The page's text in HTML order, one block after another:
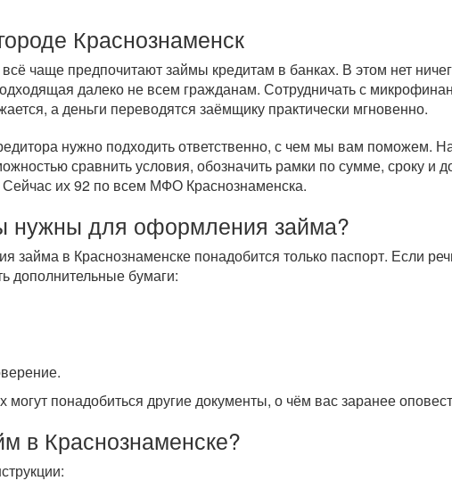
Краснознаменск
чаще предпочитают займы кредитам в банках. В этом нет
далеко не всем гражданам. Сотрудничать с
а деньги переводятся заёмщику практически мгновенно.
нужно подходить ответственно, с чем мы вам поможем.
сравнить условия, обозначить рамки по сумме, сроку
их 92 по всем МФО Краснознаменска.
нужны для оформления займа?
займа в Краснознаменске понадобится только паспорт. Если
дополнительные бумаги:
могут понадобиться другие документы, о чём вас заранее
в Краснознаменске?